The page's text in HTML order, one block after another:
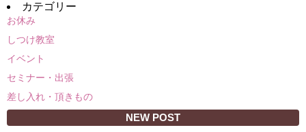
カテゴリー
お休み
しつけ教室
イベント
セミナー・出張
差し入れ・頂きもの
NEW POST